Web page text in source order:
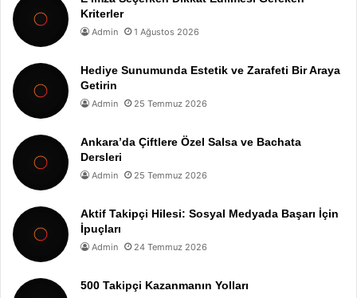
Kriterler
Admin 1 Ağustos 2026
Hediye Sunumunda Estetik ve Zarafeti Bir Araya
Getirin
Admin 25 Temmuz 2026
Ankara’da Çiftlere Özel Salsa ve Bachata
Dersleri
Admin 25 Temmuz 2026
Aktif Takipçi Hilesi: Sosyal Medyada Başarı İçin
İpuçları
Admin 24 Temmuz 2026
500 Takipçi Kazanmanın Yolları